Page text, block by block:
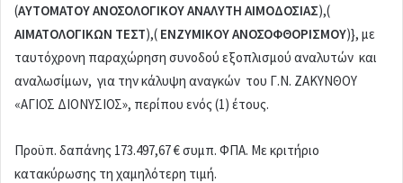
(ΑΥΤΟΜΑΤΟΥΑΝΟΣΟΛΟΓΙΚΟΥ ΑΝΑΛΥΤΗ ΑΙΜΟΔΟΣΙΑΣ),(
ΑΙΜΑΤΟΛΟΓΙΚΩΝ ΤΕΣΤ),( ΕΝΖΥΜΙΚΟΥ ΑΝΟΣΟΦΘΟΡΙΣΜΟΥ)}, με
ταυτόχρονη παραχώρηση συνοδού εξοπλισμού αναλυτών και
αναλωσίμων, για την κάλυψη αναγκών του Γ.Ν. ΖΑΚΥΝΘΟΥ
«ΑΓΙΟΣ ΔΙΟΝΥΣΙΟΣ», περίπου ενός (1) έτους.
Προϋπ. δαπάνης 173.497,67 € συμπ. ΦΠΑ. Με κριτήριο
κατακύρωσης τη χαμηλότερη τιμή.